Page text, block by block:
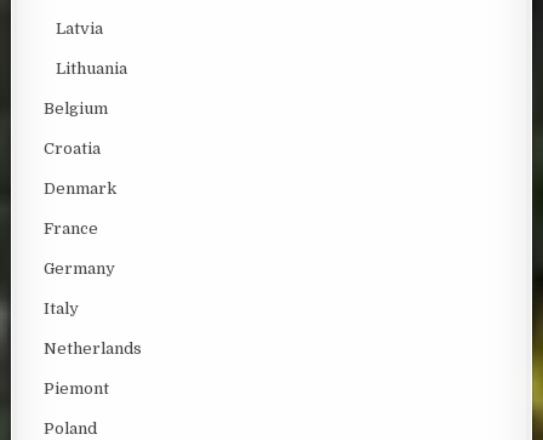
Latvia
Lithuania
Belgium
Croatia
Denmark
France
Germany
Italy
Netherlands
Piemont
Poland